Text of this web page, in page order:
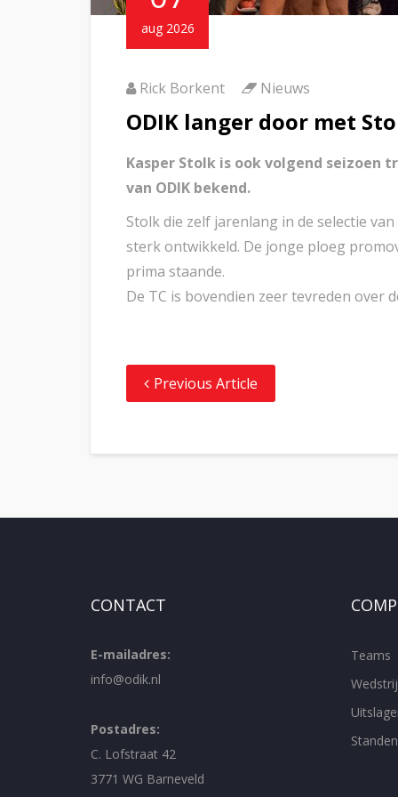
aug 2026
Rick Borkent Nieuws
ODIK langer door met
Kasper Stolk is ook volgend seizoen
van ODIK bekend.
Stolk die zelf jarenlang in de selectie
sterk ontwikkeld. De jonge ploeg
prima staande.
De TC is bovendien zeer tevreden
Previous Article
CONTACT
E-mailadres:
info@odik.nl
Postadres:
C. Lofstraat 42
3771 WG Barneveld
Teams
Standen